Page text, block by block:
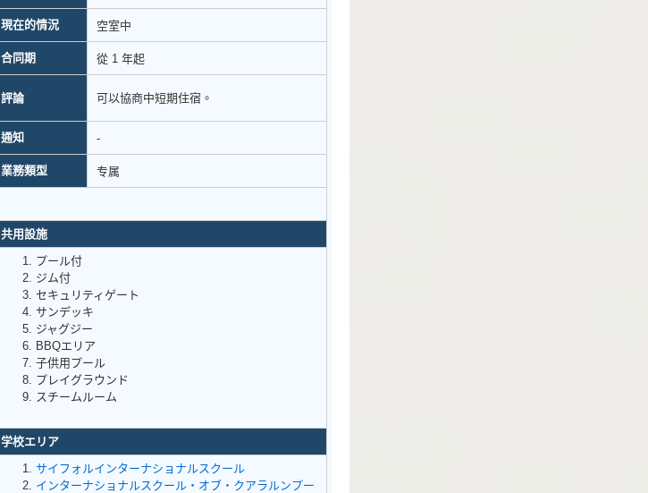
現在的情況 空室中
合同期 從 1 年起
評論 可以協商中短期住宿。
通知 -
業務類型 专属
共用設施
プール付
ジム付
セキュリティゲート
サンデッキ
ジャグジー
BBQエリア
子供用プール
プレイグラウンド
スチームルーム
学校エリア
サイフォルインターナショナルスクール
インターナショナルスクール・オブ・クアラルンプー